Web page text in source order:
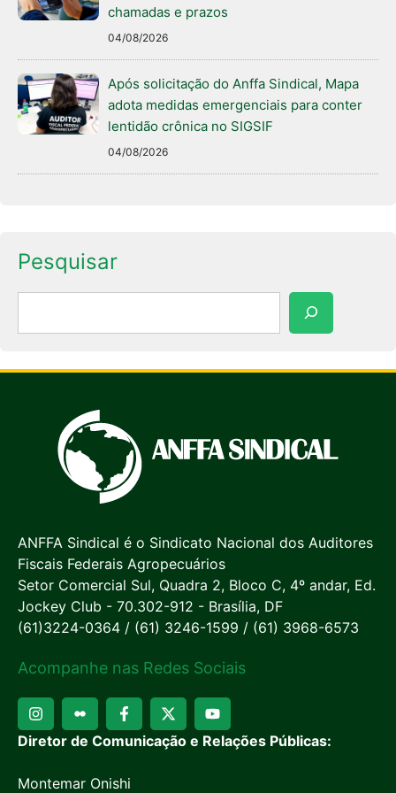
chamadas e prazos
04/08/2026
Após solicitação do Anffa Sindical, Mapa
adota medidas emergenciais para conter
lentidão crônica no SIGSIF
04/08/2026
Pesquisar
ANFFA Sindical é o Sindicato Nacional dos Auditores
Fiscais Federais Agropecuários
Setor Comercial Sul, Quadra 2, Bloco C, 4º andar, Ed.
Jockey Club - 70.302-912 - Brasília, DF
(61)3224-0364 / (61) 3246-1599 / (61) 3968-6573
Acompanhe nas Redes Sociais
Diretor de Comunicação e Relações Públicas:
Montemar Onishi